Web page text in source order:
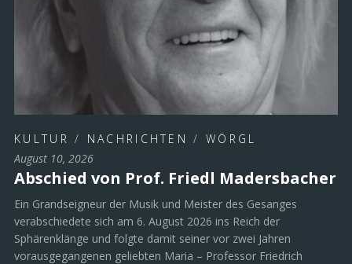
KULTUR / NACHRICHTEN /WÖRGL
August 10, 2026
Abschied von Prof. Friedl Madersbacher
Ein Grandseigneur der Musik und Meister des Gesanges
verabschiedete sich am 6. August 2026 ins Reich der
Sphärenklänge und folgte damit seiner vor zwei Jahren
vorausgegangenen geliebten Maria – Professor Friedrich